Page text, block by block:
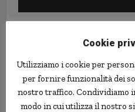
Cookie
Utilizziamo i cookie per
per fornire funzionalità dei
nostro traffico. Condividiamo
modo in cui utilizza il nostro